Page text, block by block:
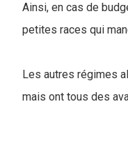
Ainsi, en cas de
petites races qui
Les autres régimes
mais ont tous des